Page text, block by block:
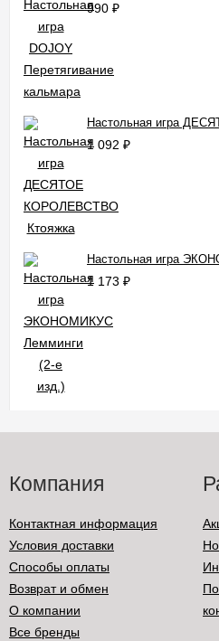
990 ₽
Настольная игра
1 092 ₽
Настольная игра
1 173 ₽
Компания
Контактная информация
Условия доставки
Способы оплаты
Возврат и обмен
О компании
Все бренды